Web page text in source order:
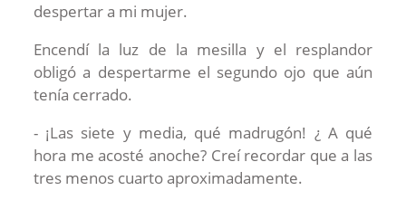
despertar a mi mujer.
Encendí la luz de la mesilla y el resplandor
obligó a despertarme el segundo ojo que aún
tenía cerrado.
- ¡Las siete y media, qué madrugón! ¿ A qué
hora me acosté anoche? Creí recordar que a las
tres menos cuarto aproximadamente.